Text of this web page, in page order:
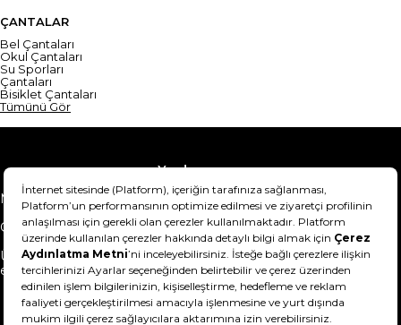
ÇANTALAR
Bel Çantaları
Okul Çantaları
Su Sporları
Çantaları
Bisiklet Çantaları
Tümünü Gör
Yardım
Mesafeli Satış Sözleşmesi
Teslimat Bilgisi
Gizlilik Sözleşmesi
Şartlar & Koşullar
Ürünümü nasıl iade
edebilirim?
Hakkımızda